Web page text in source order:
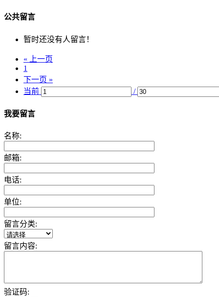
公共留言
暂时还没有人留言！
« 上一页
1
下一页 »
当前
/
我要留言
名称:
邮箱:
电话:
单位:
留言分类:
留言内容:
验证码: